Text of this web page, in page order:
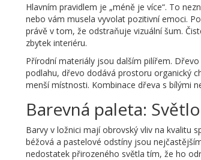
Hlavním pravidlem je „méně je více“. To
nebo vám musela vyvolat pozitivní emoci.
právě v tom, že odstraňuje vizuální šum.
zbytek interiéru.
Přírodní materiály jsou dalším pilířem.
podlahu, dřevo dodává prostoru organický
menší místnosti. Kombinace dřeva s bílými
Barevná paleta:
Barvy v ložnici mají obrovský vliv na kvalitu
béžová a pastelové odstíny jsou
nedostatek přirozeného světla tím, že ho